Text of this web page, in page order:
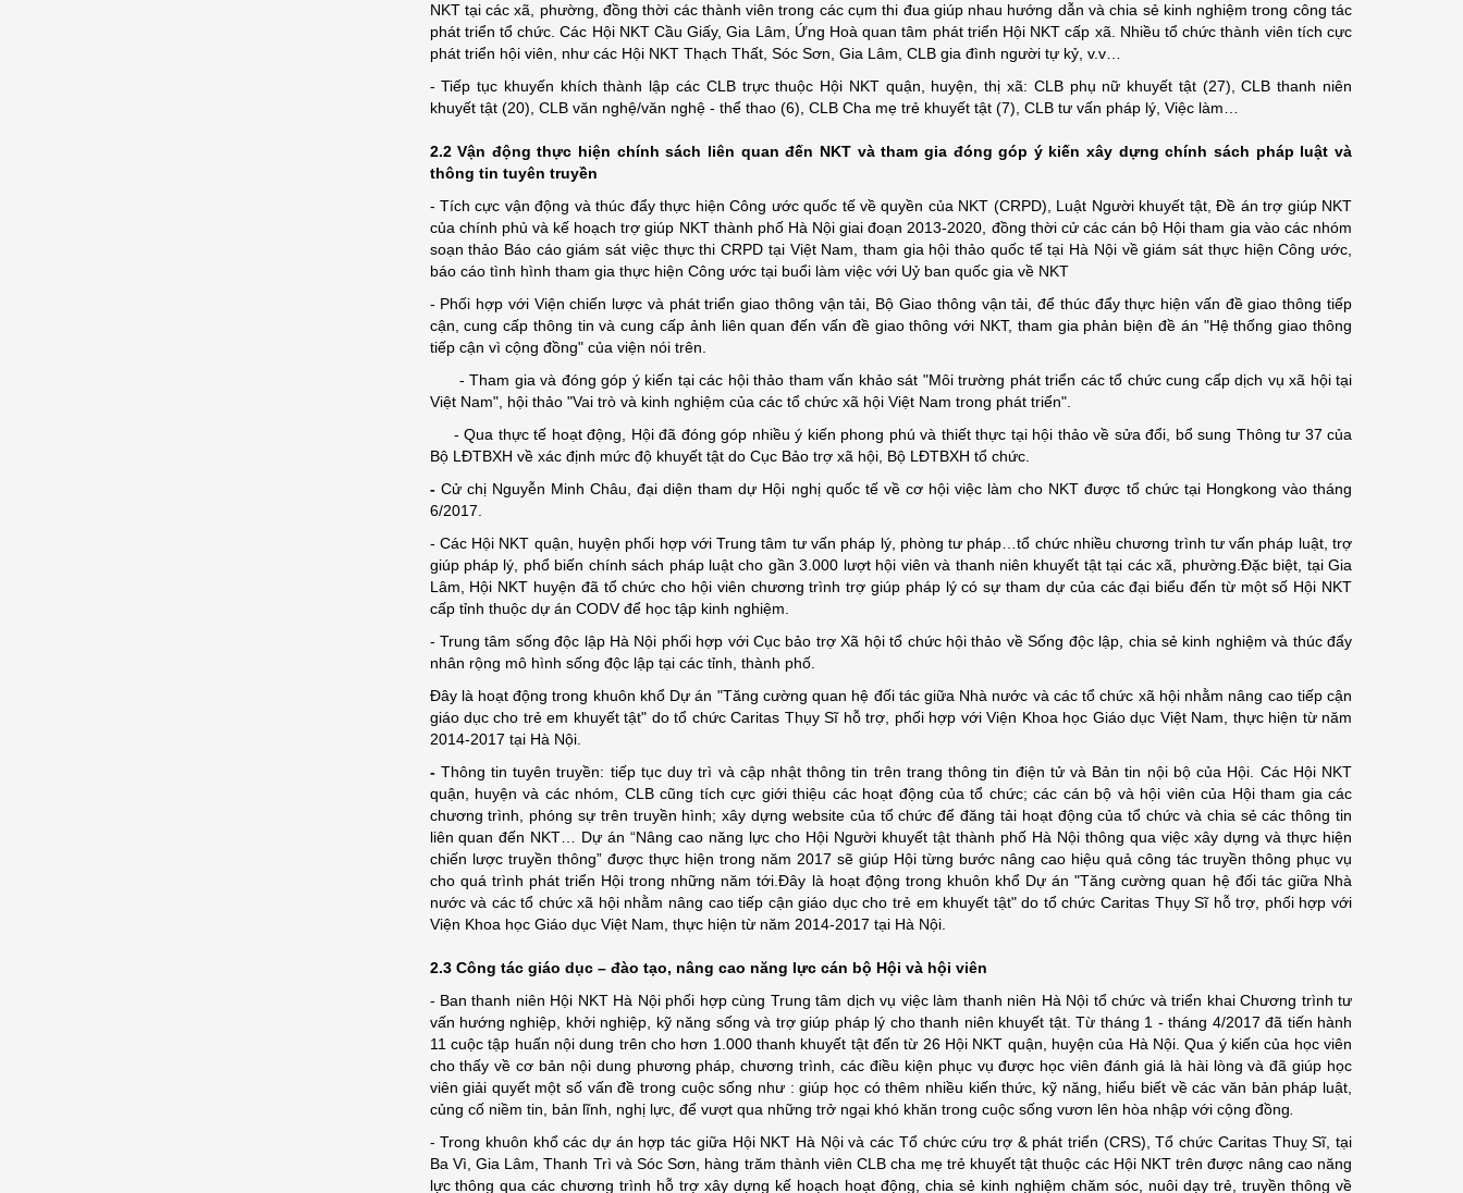
NKT tại các xã, phường, đồng thời các thành viên trong các cụm thi đua giúp nhau hướng dẫn và chia sẻ kinh nghiệm trong công tác
phát triển tổ chức. Các Hội NKT Cầu Giấy, Gia Lâm, Ứng Hoà quan tâm phát triển Hội NKT cấp xã. Nhiều tổ chức thành viên tích cực
phát triển hội viên, như các Hội NKT Thạch Thất, Sóc Sơn, Gia Lâm, CLB gia đình người tự kỷ, v.v…
- Tiếp tục khuyến khích thành lập các CLB trực thuộc Hội NKT quận, huyện, thị xã: CLB phụ nữ khuyết tật (27), CLB thanh niên
khuyết tật (20), CLB văn nghệ/văn nghệ - thể thao (6), CLB Cha mẹ trẻ khuyết tật (7), CLB tư vấn pháp lý, Việc làm…
2.2 Vận động thực hiện chính sách liên quan đến NKT và tham gia đóng góp ý kiến xây dựng chính sách pháp luật và
thông tin tuyên truyền
- Tích cực vận động và thúc đẩy thực hiện Công ước quốc tế về quyền của NKT (CRPD), Luật Người khuyết tật, Đề án trợ giúp NKT
của chính phủ và kế hoạch trợ giúp NKT thành phố Hà Nội giai đoạn 2013-2020, đồng thời cử các cán bộ Hội tham gia vào các nhóm
soạn thảo Báo cáo giám sát việc thực thi CRPD tại Việt Nam, tham gia hội thảo quốc tế tại Hà Nội về giám sát thực hiện Công ước,
báo cáo tình hình tham gia thực hiện Công ước tại buổi làm việc với Uỷ ban quốc gia về NKT
- Phối hợp với Viện chiến lược và phát triển giao thông vận tải, Bộ Giao thông vận tải, để thúc đẩy thực hiện vấn đề giao thông tiếp
cận, cung cấp thông tin và cung cấp ảnh liên quan đến vấn đề giao thông với NKT, tham gia phản biện đề án "Hệ thống giao thông
tiếp cận vì cộng đồng" của viện nói trên.
- Tham gia và đóng góp ý kiến tại các hội thảo tham vấn khảo sát "Môi trường phát triển các tổ chức cung cấp dịch vụ xã hội tại
Việt Nam", hội thảo "Vai trò và kinh nghiệm của các tổ chức xã hội Việt Nam trong phát triển".
- Qua thực tế hoạt động, Hội đã đóng góp nhiều ý kiến phong phú và thiết thực tại hội thảo về sửa đổi, bổ sung Thông tư 37 của
Bộ LĐTBXH về xác định mức độ khuyết tật do Cục Bảo trợ xã hội, Bộ LĐTBXH tổ chức.
- Cử chị Nguyễn Minh Châu, đại diện tham dự Hội nghị quốc tế về cơ hội việc làm cho NKT được tổ chức tại Hongkong vào tháng
6/2017.
- Các Hội NKT quận, huyện phối hợp với Trung tâm tư vấn pháp lý, phòng tư pháp…tổ chức nhiều chương trình tư vấn pháp luật, trợ
giúp pháp lý, phổ biến chính sách pháp luật cho gần 3.000 lượt hội viên và thanh niên khuyết tật tại các xã, phường.Đặc biệt, tại Gia
Lâm, Hội NKT huyện đã tổ chức cho hội viên chương trình trợ giúp pháp lý có sự tham dự của các đại biểu đến từ một số Hội NKT
cấp tỉnh thuộc dự án CODV để học tập kinh nghiệm.
- Trung tâm sống độc lập Hà Nội phối hợp với Cục bảo trợ Xã hội tổ chức hội thảo về Sống độc lập, chia sẻ kinh nghiệm và thúc đẩy
nhân rộng mô hình sống độc lập tại các tỉnh, thành phố.
Đây là hoạt động trong khuôn khổ Dự án "Tăng cường quan hệ đối tác giữa Nhà nước và các tổ chức xã hội nhằm nâng cao tiếp cận
giáo dục cho trẻ em khuyết tật" do tổ chức Caritas Thụy Sĩ hỗ trợ, phối hợp với Viện Khoa học Giáo dục Việt Nam, thực hiện từ năm
2014-2017 tại Hà Nội.
- Thông tin tuyên truyền: tiếp tục duy trì và cập nhật thông tin trên trang thông tin điện tử và Bản tin nội bộ của Hội. Các Hội NKT
quận, huyện và các nhóm, CLB cũng tích cực giới thiệu các hoạt động của tổ chức; các cán bộ và hội viên của Hội tham gia các
chương trình, phóng sự trên truyền hình; xây dựng website của tổ chức để đăng tải hoạt động của tổ chức và chia sẻ các thông tin
liên quan đến NKT… Dự án “Nâng cao năng lực cho Hội Người khuyết tật thành phố Hà Nội thông qua việc xây dựng và thực hiện
chiến lược truyền thông” được thực hiện trong năm 2017 sẽ giúp Hội từng bước nâng cao hiệu quả công tác truyền thông phục vụ
cho quá trình phát triển Hội trong những năm tới.Đây là hoạt động trong khuôn khổ Dự án "Tăng cường quan hệ đối tác giữa Nhà
nước và các tổ chức xã hội nhằm nâng cao tiếp cận giáo dục cho trẻ em khuyết tật" do tổ chức Caritas Thụy Sĩ hỗ trợ, phối hợp với
Viện Khoa học Giáo dục Việt Nam, thực hiện từ năm 2014-2017 tại Hà Nội.
2.3 Công tác giáo dục – đào tạo, nâng cao năng lực cán bộ Hội và hội viên
- Ban thanh niên Hội NKT Hà Nội phối hợp cùng Trung tâm dịch vụ việc làm thanh niên Hà Nội tổ chức và triển khai Chương trình tư
vấn hướng nghiệp, khởi nghiệp, kỹ năng sống và trợ giúp pháp lý cho thanh niên khuyết tật. Từ tháng 1 - tháng 4/2017 đã tiến hành
11 cuộc tập huấn nội dung trên cho hơn 1.000 thanh khuyết tật đến từ 26 Hội NKT quận, huyện của Hà Nội. Qua ý kiến của học viên
cho thấy về cơ bản nội dung phương pháp, chương trình, các điều kiện phục vụ được học viên đánh giá là hài lòng và đã giúp học
viên giải quyết một số vấn đề trong cuộc sống như : giúp học có thêm nhiều kiến thức, kỹ năng, hiểu biết về các văn bản pháp luật,
củng cố niềm tin, bản lĩnh, nghị lực, để vượt qua những trở ngại khó khăn trong cuộc sống vươn lên hòa nhập với cộng đồng
- Trong khuôn khổ các dự án hợp tác giữa Hội NKT Hà Nội và các Tổ chức cứu trợ & phát triển (CRS), Tổ chức Caritas Thuỵ Sĩ, tại
Ba Vì, Gia Lâm, Thanh Trì và Sóc Sơn, hàng trăm thành viên CLB cha mẹ trẻ khuyết tật thuộc các Hội NKT trên được nâng cao năng
lực thông qua các chương trình hỗ trợ xây dựng kế hoạch hoạt động, chia sẻ kinh nghiệm chăm sóc, nuôi dạy trẻ, truyền thông về